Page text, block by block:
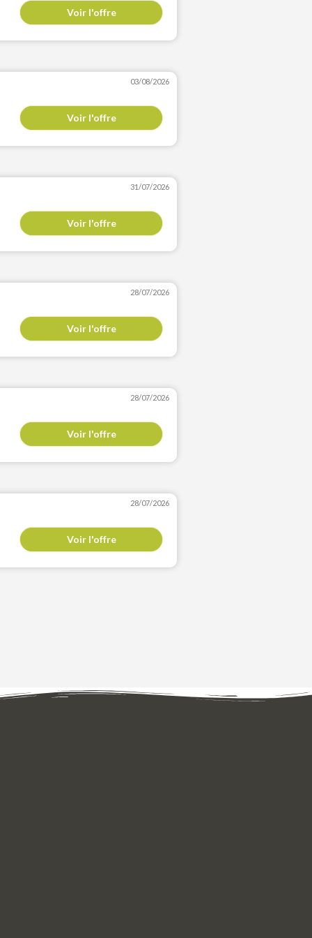
Voir l'offre
03/08/2026
Voir l'offre
31/07/2026
Voir l'offre
28/07/2026
Voir l'offre
28/07/2026
Voir l'offre
28/07/2026
Voir l'offre